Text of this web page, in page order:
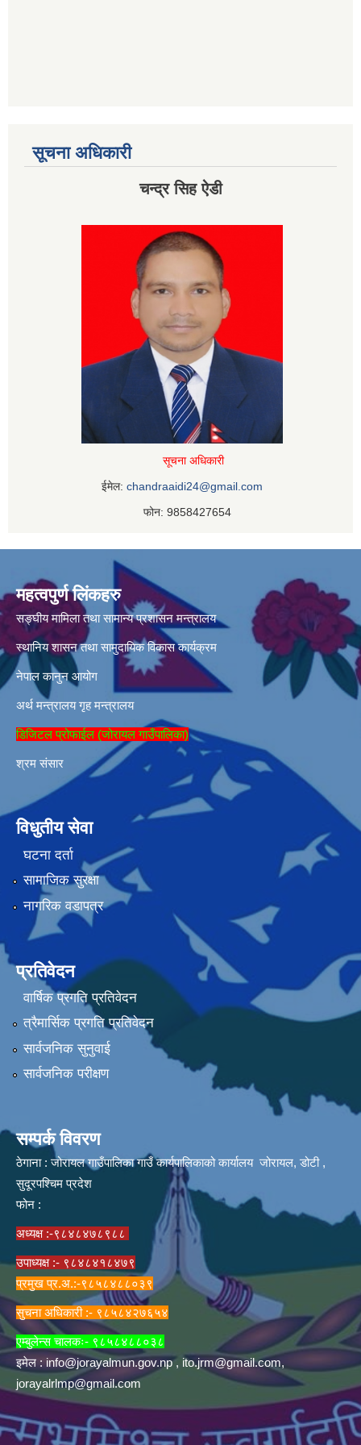
सूचना अधिकारी
चन्द्र सिह ऐडी
सूचना अधिकारी
ईमेल: chandraaidi24@gmail.com
फोन: 9858427654
महत्वपुर्ण लिंकहरु
सङ्घीय मामिला तथा सामान्य प्रशासन मन्त्रालय
स्थानिय शासन तथा सामुदायिक विकास कार्यक्रम
नेपाल कानुन आयोग
अर्थ मन्त्रालय गृह मन्त्रालय
डिजिटल प्रोफाईल (जोरायल गाउँपालिका)
श्रम संसार
विधुतीय सेवा
घटना दर्ता
सामाजिक सुरक्षा
नागरिक वडापत्र
प्रतिवेदन
वार्षिक प्रगति प्रतिवेदन
त्रैमार्सिक प्रगति प्रतिवेदन
सार्वजनिक सुनुवाई
सार्वजनिक परीक्षण
सम्पर्क विवरण
ठेगाना : जोरायल गाउँपालिका गाउँ कार्यपालिकाको कार्यालय जोरायल, डोटी ,
सुदूरपश्चिम प्रदेश
फोन :
अध्यक्ष :-९८४८४७८९८८
उपाध्यक्ष :- ९८४८४१८४७९
प्रमुख प्र.अ.:-९८५८४८८०३९
सुचना अधिकारी :- ९८५८४२७६५४
एम्बुलेन्स चालकः- ९८५८४८८०३८
इमेल : info@jorayalmun.gov.np, ito.jrm@gmail.com,
jorayalrlmp@gmail.com